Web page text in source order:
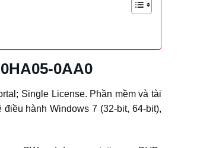
0AA0
Single License. Phần mềm và tài
hành Windows 7 (32-bit, 64-bit),